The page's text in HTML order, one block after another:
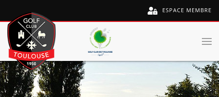
ESPACE MEMBRE